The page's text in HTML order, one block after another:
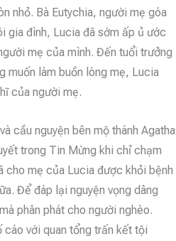
nhỏ. Bà Eutychia, người mẹ góa
gia đình, Lucia đã sớm ấp ủ ước
mẹ của mình. Đến tuổi trưởng
muốn làm buồn lòng mẹ, Lucia
của người mẹ.
cầu nguyện bên mộ thánh Agatha
trong Tin Mừng khi chỉ chạm
cho mẹ của Lucia được khỏi bệnh
Để đáp lại nguyện vọng dâng
phân phát cho người nghèo.
cáo với quan tổng trấn kết tội